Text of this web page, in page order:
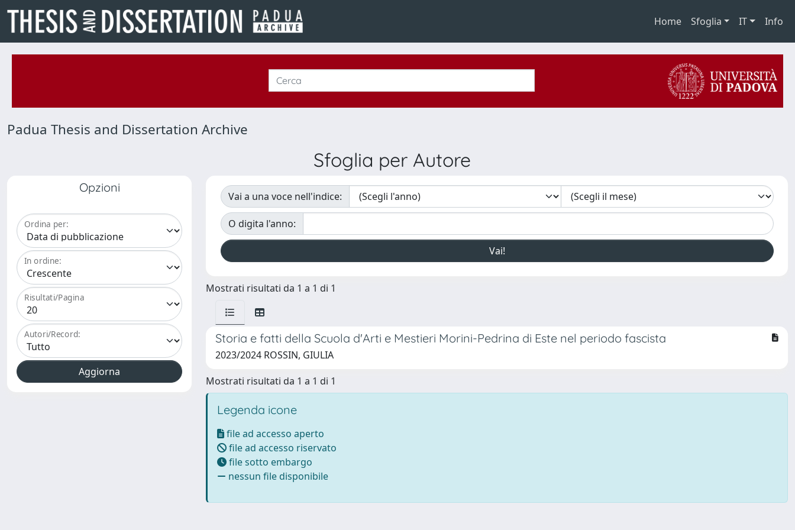
Home Sfoglia IT Info
Padua Thesis and Dissertation Archive
Sfoglia per Autore
Opzioni
Ordina per:
In ordine:
Risultati/Pagina
Autori/Record:
Vai a una voce nell'indice:
O digita l'anno:
Mostrati risultati da 1 a 1 di 1
Storia e fatti della Scuola d'Arti e Mestieri Morini-Pedrina di Este nel periodo fascista
2023/2024 ROSSIN, GIULIA
Mostrati risultati da 1 a 1 di 1
Legenda icone
file ad accesso aperto
file ad accesso riservato
file sotto embargo
nessun file disponibile